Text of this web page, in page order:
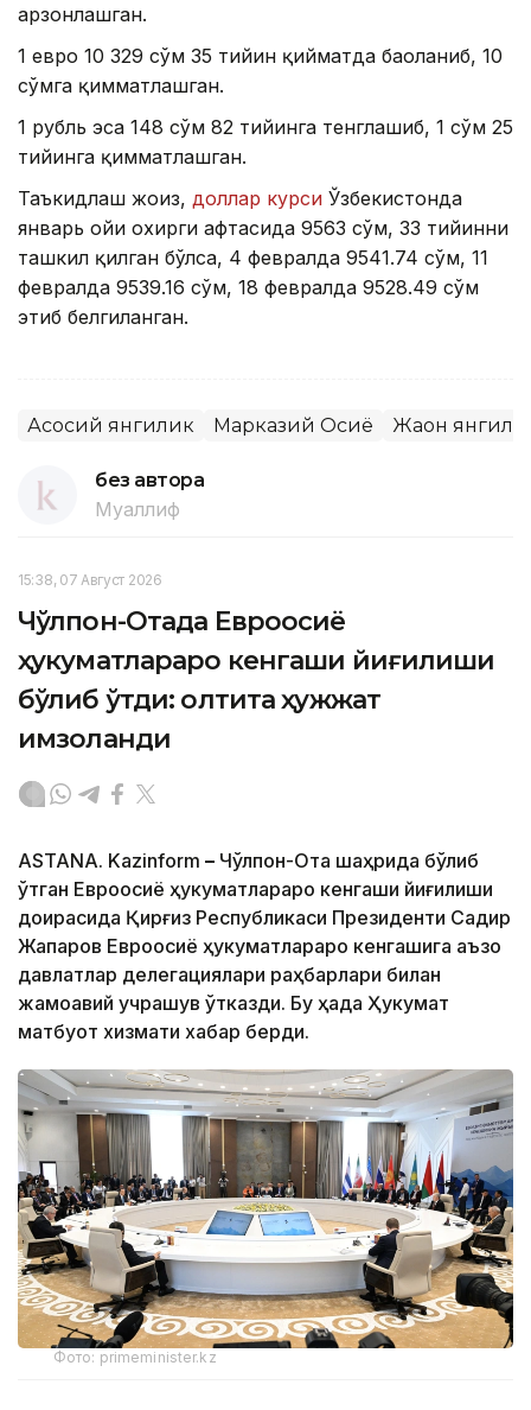
арзонлашган.
1 евро 10 329 сўм 35 тийин қийматда баҳоланиб, 10
сўмга қимматлашган.
1 рубль эса 148 сўм 82 тийинга тенглашиб, 1 сўм 25
тийинга қимматлашган.
Таъкидлаш жоиз, доллар курси Ўзбекистонда
январь ойи охирги ҳафтасида 9563 сўм, 33 тийинни
ташкил қилган бўлса, 4 февралда 9541.74 сўм, 11
февралда 9539.16 сўм, 18 февралда 9528.49 сўм
этиб белгиланган.
Асосий янгилик Марказий Осиё Жаҳон
без автора
Муаллиф
15:38, 07 Август 2026
Чўлпон-Отада Евроосиё
ҳукуматлараро кенгаши йиғилиши
бўлиб ўтди: олтита ҳужжат
имзоланди
ASTANA. Kazinform – Чўлпон-Ота шаҳрида бўлиб
ўтган Евроосиё ҳукуматлараро кенгаши йиғилиши
доирасида Қирғиз Республикаси Президенти Садир
Жапаров Евроосиё ҳукуматлараро кенгашига аъзо
давлатлар делегациялари раҳбарлари билан
жамоавий учрашув ўтказди. Бу ҳақда Ҳукумат
матбуот хизмати хабар берди.
Фото: primeminister.kz